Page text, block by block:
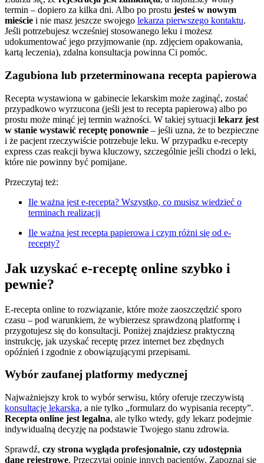
termin – dopiero za kilka dni. Albo po prostu jesteś w nowym
mieście i nie masz jeszcze swojego lekarza pierwszego kontaktu.
Jeśli potrzebujesz wcześniej stosowanego leku i możesz
udokumentować jego przyjmowanie (np. zdjęciem opakowania,
kartą leczenia), zdalna konsultacja powinna Ci pomóc.
Zagubiona lub przeterminowana recepta papierowa
Recepta wystawiona w gabinecie lekarskim może zaginąć, zostać
przypadkowo wyrzucona (jeśli jest to recepta papierowa) albo po
prostu może minąć jej termin ważności. W takiej sytuacji lekarz jest
w stanie wystawić receptę ponownie – jeśli uzna, że to bezpieczne
i że pacjent rzeczywiście potrzebuje leku. W przypadku e-recepty
express czas reakcji bywa kluczowy, szczególnie jeśli chodzi o leki,
które nie powinny być pomijane.
Przeczytaj też:
Ile ważna jest e-recepta? Wszystko, co musisz wiedzieć o
terminach realizacji
Ile ważna jest recepta papierowa i czym różni się od e-
recepty?
Jak uzyskać e-receptę online szybko i
pewnie?
E-recepta online to rozwiązanie, które może zaoszczędzić sporo
czasu – pod warunkiem, że wybierzesz sprawdzoną platformę i
przygotujesz się do konsultacji. Poniżej znajdziesz praktyczną
instrukcję, jak uzyskać receptę przez internet bez zbędnych
opóźnień i zgodnie z obowiązującymi przepisami.
Wybór zaufanej platformy medycznej
Najważniejszy krok to wybór serwisu, który oferuje rzeczywistą
konsultację lekarską, a nie tylko „formularz do wypisania recepty”.
Recepta online jest legalna, ale tylko wtedy, gdy lekarz podejmie
indywidualną decyzję na podstawie Twojego stanu zdrowia.
Sprawdź, czy strona wygląda profesjonalnie, czy udostępnia
dane rejestrowe. Przeczytaj opinie innych pacjentów. Zapoznaj się